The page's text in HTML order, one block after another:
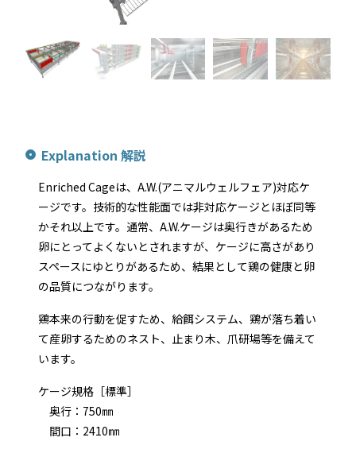
Explanation 解説
Enriched Cageは、A.W.(アニマルウェルフェア)対応ケ
ージです。技術的な性能面では非対応ケージとほぼ同等
かそれ以上です。通常、A.W.ケージは奥行きがあるため
卵にとってよくないとされますが、ケージに高さがあり
スペースにゆとりがあるため、結果として鶏の健康と卵
の品質につながります。
鶏本来の行動を促すため、給餌システム、鶏が落ち着い
て産卵するためのネスト、止まり木、爪研場等を備えて
います。
ケージ規格［標準］
奥行：750㎜
間口：2410㎜